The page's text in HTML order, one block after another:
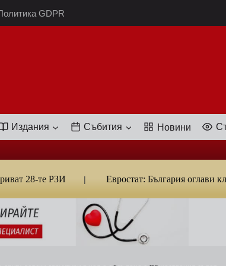
GDPR
Издания Събития Новини
те РЗИ Евростат: България оглави